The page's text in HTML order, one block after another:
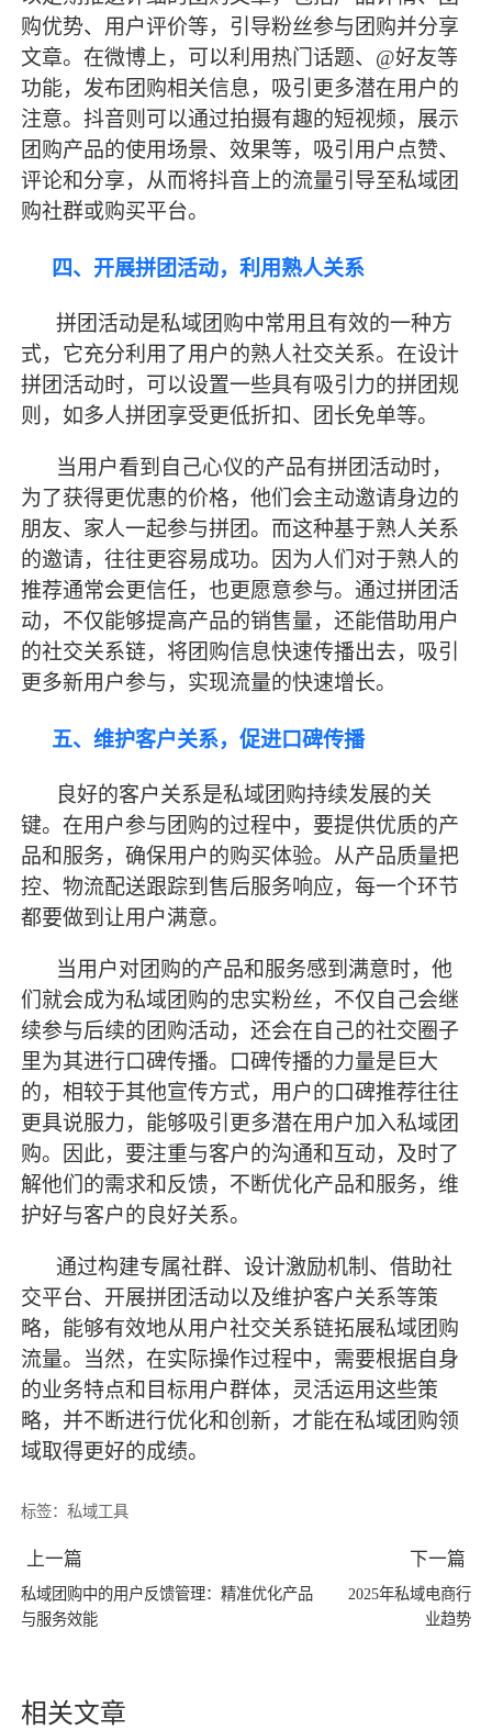
购优势、用户评价等，引导粉丝参与团购并分享
文章。在微博上，可以利用热门话题、 @好友等
功能，发布团购相关信息，吸引更多潜在用户的
注意。抖音则可以通过拍摄有趣的短视频，展示
团购产品的使用场景、效果等，吸引用户点赞、
评论和分享，从而将抖音上的流量引导至私域团
购社群或购买平台。
四、开展拼团活动，利用熟人关系
拼团活动是私域团购中常用且有效的一种方
式，它充分利用了用户的熟人社交关系。在设计
拼团活动时，可以设置一些具有吸引力的拼团规
则，如多人拼团享受更低折扣、团长免单等。
当用户看到自己心仪的产品有拼团活动时，
为了获得更优惠的价格，他们会主动邀请身边的
朋友、家人一起参与拼团。而这种基于熟人关系
的邀请，往往更容易成功。因为人们对于熟人的
推荐通常会更信任，也更愿意参与。通过拼团活
动，不仅能够提高产品的销售量，还能借助用户
的社交关系链，将团购信息快速传播出去，吸引
更多新用户参与，实现流量的快速增长。
五、维护客户关系，促进口碑传播
良好的客户关系是私域团购持续发展的关
键。在用户参与团购的过程中，要提供优质的产
品和服务，确保用户的购买体验。从产品质量把
控、物流配送跟踪到售后服务响应，每一个环节
都要做到让用户满意。
当用户对团购的产品和服务感到满意时，他
们就会成为私域团购的忠实粉丝，不仅自己会继
续参与后续的团购活动，还会在自己的社交圈子
里为其进行口碑传播。口碑传播的力量是巨大
的，相较于其他宣传方式，用户的口碑推荐往往
更具说服力，能够吸引更多潜在用户加入私域团
购。因此，要注重与客户的沟通和互动，及时了
解他们的需求和反馈，不断优化产品和服务，维
护好与客户的良好关系。
通过构建专属社群、设计激励机制、借助社
交平台、开展拼团活动以及维护客户关系等策
略，能够有效地从用户社交关系链拓展私域团购
流量。当然，在实际操作过程中，需要根据自身
的业务特点和目标用户群体，灵活运用这些策
略，并不断进行优化和创新，才能在私域团购领
域取得更好的成绩。
标签：私域工具
上一篇
私域团购中的用户反馈管理：精准优化产品
与服务效能
下一篇
2025年私域电商行
业趋势
相关文章